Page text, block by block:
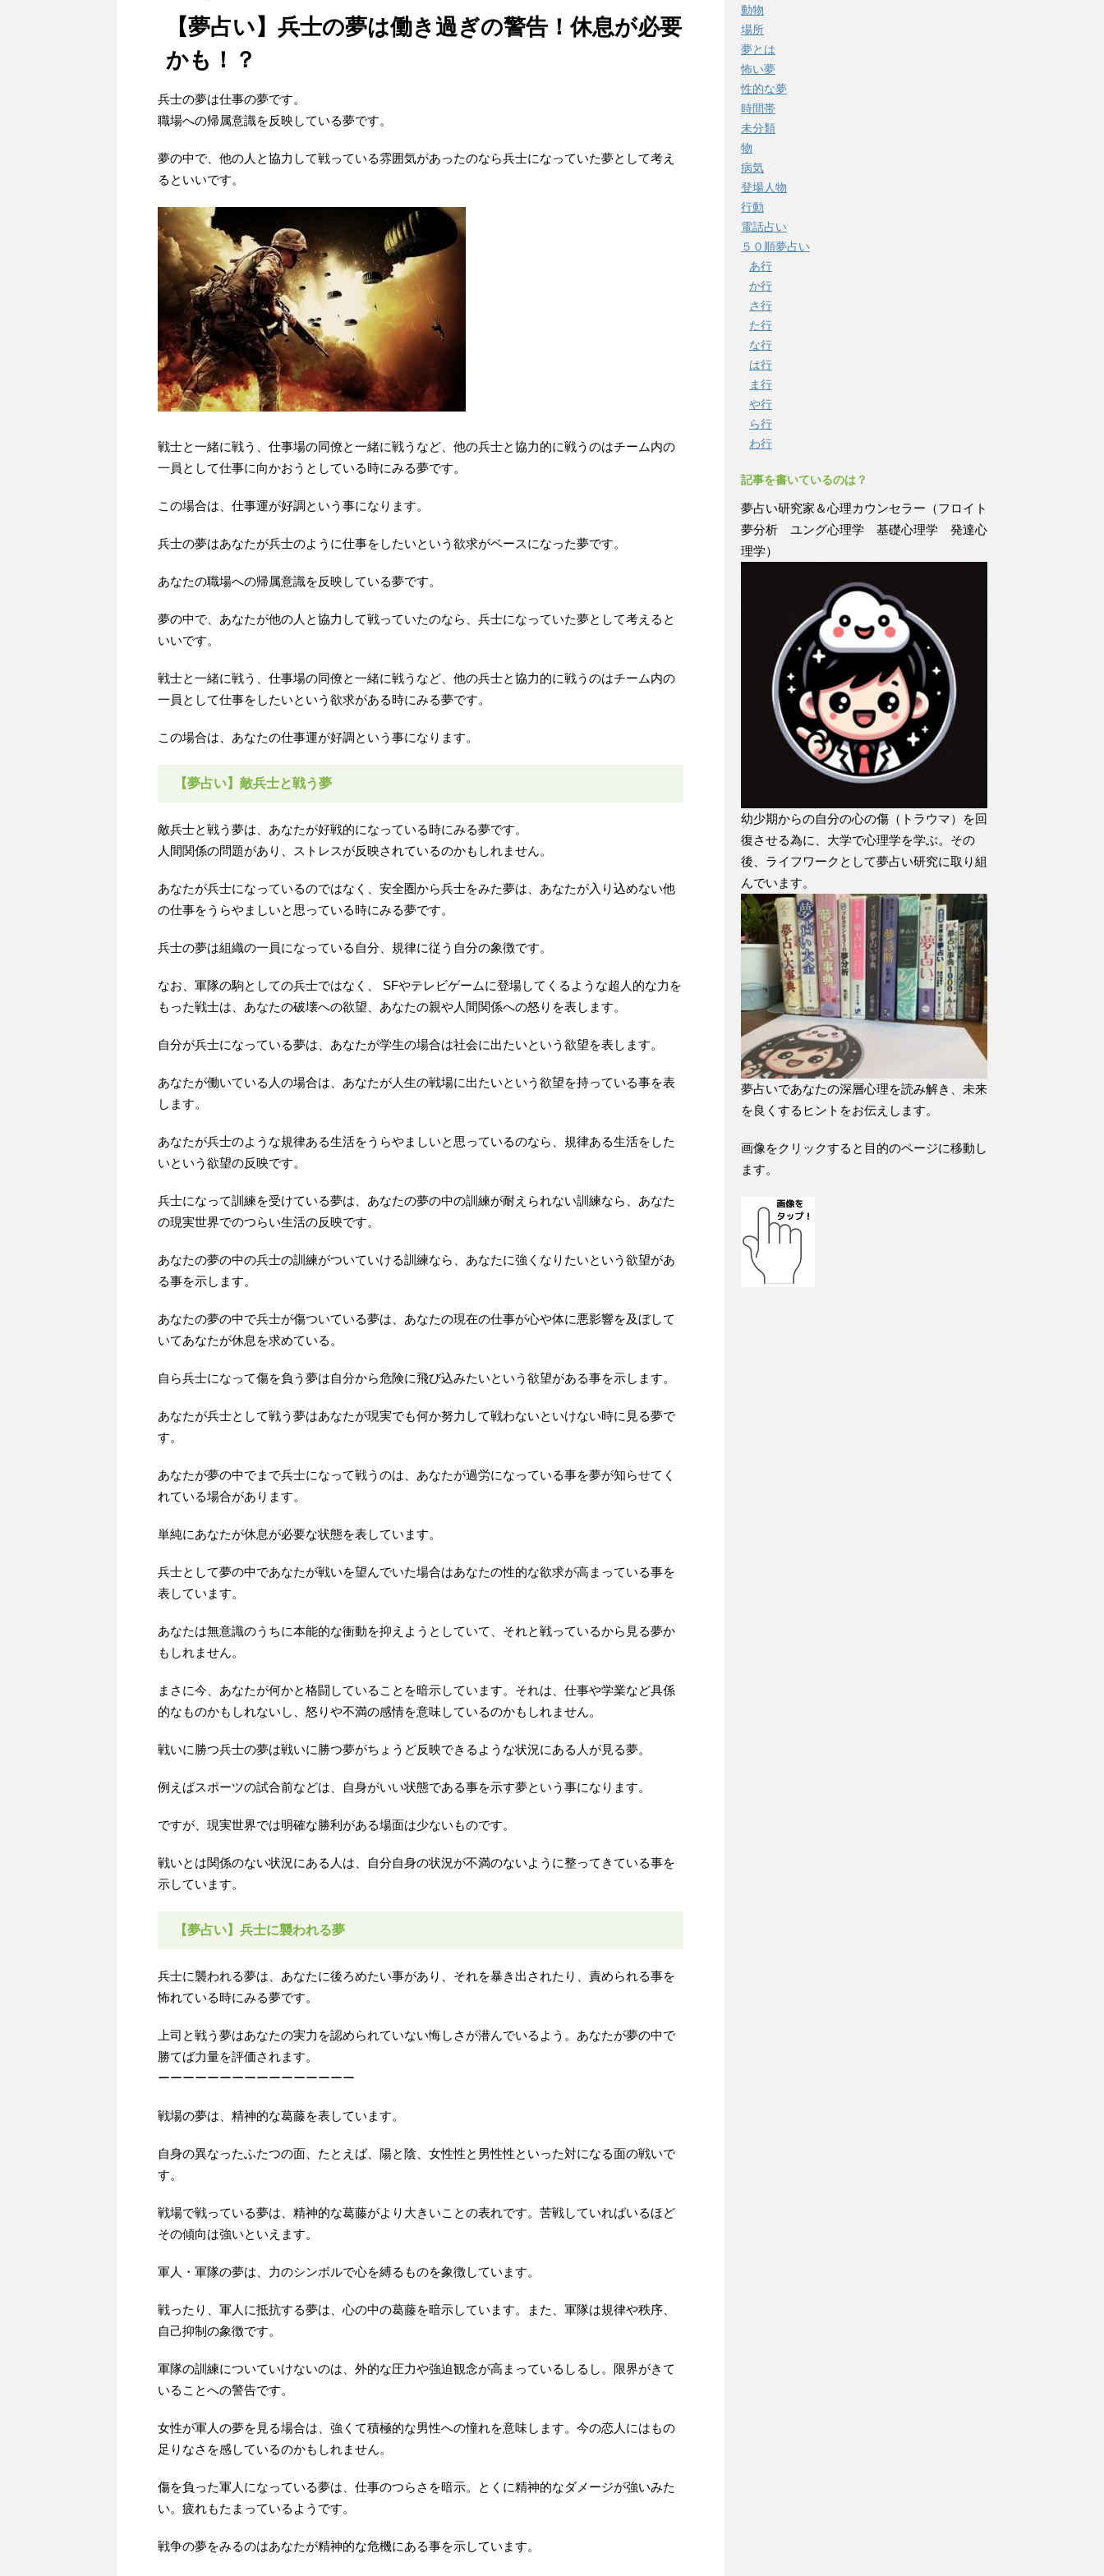
【夢占い】兵士の夢は働き過ぎの警告！休息が必要
かも！？
兵士の夢は仕事の夢です。
職場への帰属意識を反映している夢です。
夢の中で、他の人と協力して戦っている雰囲気があったのなら兵士になっていた夢として考え
るといいです。
戦士と一緒に戦う、仕事場の同僚と一緒に戦うなど、他の兵士と協力的に戦うのはチーム内の
一員として仕事に向かおうとしている時にみる夢です。
この場合は、仕事運が好調という事になります。
兵士の夢はあなたが兵士のように仕事をしたいという欲求がベースになった夢です。
あなたの職場への帰属意識を反映している夢です。
夢の中で、あなたが他の人と協力して戦っていたのなら、兵士になっていた夢として考えると
いいです。
戦士と一緒に戦う、仕事場の同僚と一緒に戦うなど、他の兵士と協力的に戦うのはチーム内の
一員として仕事をしたいという欲求がある時にみる夢です。
この場合は、あなたの仕事運が好調という事になります。
【夢占い】敵兵士と戦う夢
敵兵士と戦う夢は、あなたが好戦的になっている時にみる夢です。
人間関係の問題があり、ストレスが反映されているのかもしれません。
あなたが兵士になっているのではなく、安全圏から兵士をみた夢は、あなたが入り込めない他
の仕事をうらやましいと思っている時にみる夢です。
兵士の夢は組織の一員になっている自分、規律に従う自分の象徴です。
なお、軍隊の駒としての兵士ではなく、 SFやテレビゲームに登場してくるような超人的な力を
もった戦士は、あなたの破壊への欲望、あなたの親や人間関係への怒りを表します。
自分が兵士になっている夢は、あなたが学生の場合は社会に出たいという欲望を表します。
あなたが働いている人の場合は、あなたが人生の戦場に出たいという欲望を持っている事を表
します。
あなたが兵士のような規律ある生活をうらやましいと思っているのなら、規律ある生活をした
いという欲望の反映です。
兵士になって訓練を受けている夢は、あなたの夢の中の訓練が耐えられない訓練なら、あなた
の現実世界でのつらい生活の反映です。
あなたの夢の中の兵士の訓練がついていける訓練なら、あなたに強くなりたいという欲望があ
る事を示します。
あなたの夢の中で兵士が傷ついている夢は、あなたの現在の仕事が心や体に悪影響を及ぼして
いてあなたが休息を求めている。
自ら兵士になって傷を負う夢は自分から危険に飛び込みたいという欲望がある事を示します。
あなたが兵士として戦う夢はあなたが現実でも何か努力して戦わないといけない時に見る夢で
す。
あなたが夢の中でまで兵士になって戦うのは、あなたが過労になっている事を夢が知らせてく
れている場合があります。
単純にあなたが休息が必要な状態を表しています。
兵士として夢の中であなたが戦いを望んでいた場合はあなたの性的な欲求が高まっている事を
表しています。
あなたは無意識のうちに本能的な衝動を抑えようとしていて、それと戦っているから見る夢か
もしれません。
まさに今、あなたが何かと格闘していることを暗示しています。それは、仕事や学業など具係
的なものかもしれないし、怒りや不満の感情を意味しているのかもしれません。
戦いに勝つ兵士の夢は戦いに勝つ夢がちょうど反映できるような状況にある人が見る夢。
例えばスポーツの試合前などは、自身がいい状態である事を示す夢という事になります。
ですが、現実世界では明確な勝利がある場面は少ないものです。
戦いとは関係のない状況にある人は、自分自身の状況が不満のないように整ってきている事を
示しています。
【夢占い】兵士に襲われる夢
兵士に襲われる夢は、あなたに後ろめたい事があり、それを暴き出されたり、責められる事を
怖れている時にみる夢です。
上司と戦う夢はあなたの実力を認められていない悔しさが潜んでいるよう。あなたが夢の中で
勝てば力量を評価されます。
ーーーーーーーーーーーーーーーー
戦場の夢は、精神的な葛藤を表しています。
自身の異なったふたつの面、たとえば、陽と陰、女性性と男性性といった対になる面の戦いで
す。
戦場で戦っている夢は、精神的な葛藤がより大きいことの表れです。苦戦していればいるほど
その傾向は強いといえます。
軍人・軍隊の夢は、力のシンボルで心を縛るものを象徴しています。
戦ったり、軍人に抵抗する夢は、心の中の葛藤を暗示しています。また、軍隊は規律や秩序、
自己抑制の象徴です。
軍隊の訓練についていけないのは、外的な圧力や強迫観念が高まっているしるし。限界がきて
いることへの警告です。
女性が軍人の夢を見る場合は、強くて積極的な男性への憧れを意味します。今の恋人にはもの
足りなさを感しているのかもしれません。
傷を負った軍人になっている夢は、仕事のつらさを暗示。とくに精神的なダメージが強いみた
い。疲れもたまっているようです。
戦争の夢をみるのはあなたが精神的な危機にある事を示しています。
動物
場所
夢とは
怖い夢
性的な夢
時間帯
未分類
物
病気
登場人物
行動
電話占い
５０順夢占い
あ行
か行
さ行
た行
な行
は行
ま行
や行
ら行
わ行
記事を書いているのは？
夢占い研究家＆心理カウンセラー（フロイト
夢分析 ユング心理学 基礎心理学 発達心
理学）
幼少期からの自分の心の傷（トラウマ）を回
復させる為に、大学で心理学を学ぶ。その
後、ライフワークとして夢占い研究に取り組
んでいます。
夢占いであなたの深層心理を読み解き、未来
を良くするヒントをお伝えします。
画像をクリックすると目的のページに移動し
ます。